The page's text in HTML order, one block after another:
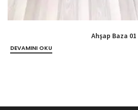
Ahşap Baza 01
DEVAMINI OKU